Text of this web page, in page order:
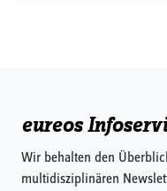
eureos
Wir behalten den
multidisziplinären